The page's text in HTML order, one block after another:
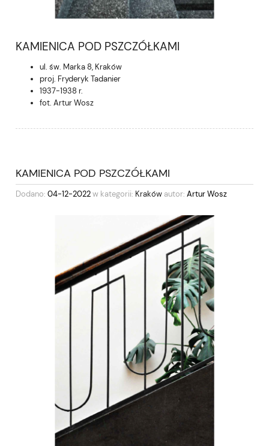
KAMIENICA POD PSZCZÓŁKAMI
ul. św. Marka 8, Kraków
proj. Fryderyk Tadanier
1937-1938 r.
fot. Artur Wosz
KAMIENICA POD PSZCZÓŁKAMI
Dodano: 04-12-2022w kategorii: Kraków autor: Artur Wosz